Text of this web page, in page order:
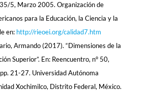
5, Marzo 2005. Organización de
para la Educación, la Ciencia y la
en: http://rieoei.org/calidad7.htm
Armando (2017). “Dimensiones de la
Superior”. En: Reencuentro, n° 50,
21-27. Universidad Autónoma
Xochimilco, Distrito Federal, México.